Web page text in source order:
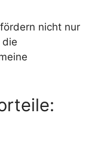
nicht nur
die